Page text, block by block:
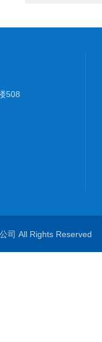
508
公司 All Rights